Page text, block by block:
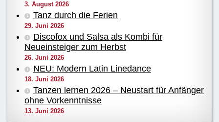
3. August 2026
Tanz durch die Ferien
29. Juni 2026
Discofox und Salsa als Kombi für
Neueinsteiger zum Herbst
26. Juni 2026
NEU: Modern Latin Linedance
18. Juni 2026
Tanzen lernen 2026 – Neustart für Anfänger
ohne Vorkenntnisse
13. Juni 2026